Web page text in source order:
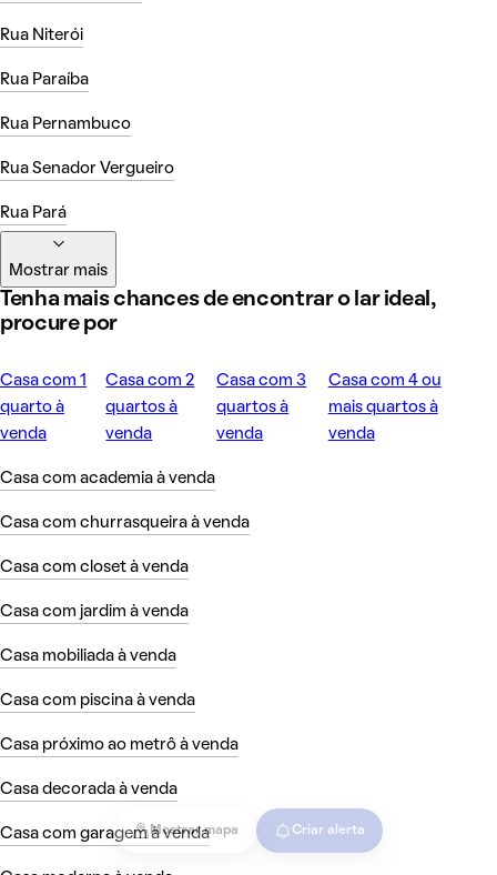
Mostrar mapa Criar alerta
Rua Niterói
Rua Paraíba
Rua Pernambuco
Rua Senador Vergueiro
Rua Pará
Mostrar mais
Tenha mais chances de encontrar o lar ideal,
procure por
Casa com 1
quarto à
venda
Casa com 2
quartos à
venda
Casa com 3
quartos à
venda
Casa com 4 ou
mais quartos à
venda
Casa com academia à venda
Casa com churrasqueira à venda
Casa com closet à venda
Casa com jardim à venda
Casa mobiliada à venda
Casa com piscina à venda
Casa próximo ao metrô à venda
Casa decorada à venda
Casa com garagem à venda